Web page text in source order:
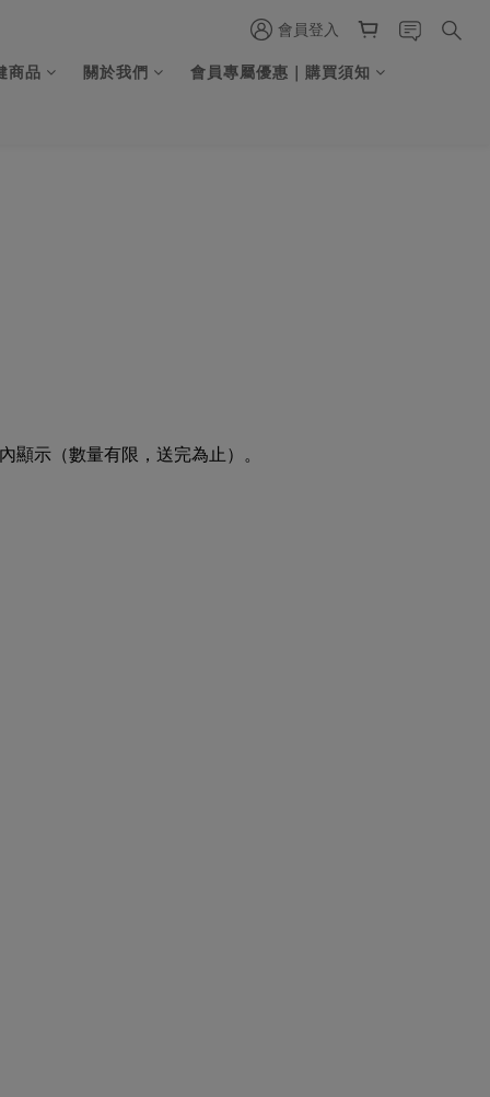
會員登入
商品 關於我們 會員專屬優惠｜購買須知
示（數量有限，送完為止） 。